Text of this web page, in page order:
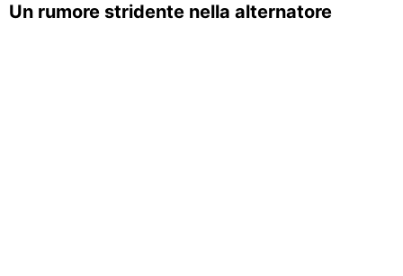
Un rumore stridente nella alternatore